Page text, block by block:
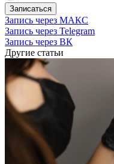
Записаться
Запись через МАКС
Запись через Telegram
Запись через ВК
Другие статьи